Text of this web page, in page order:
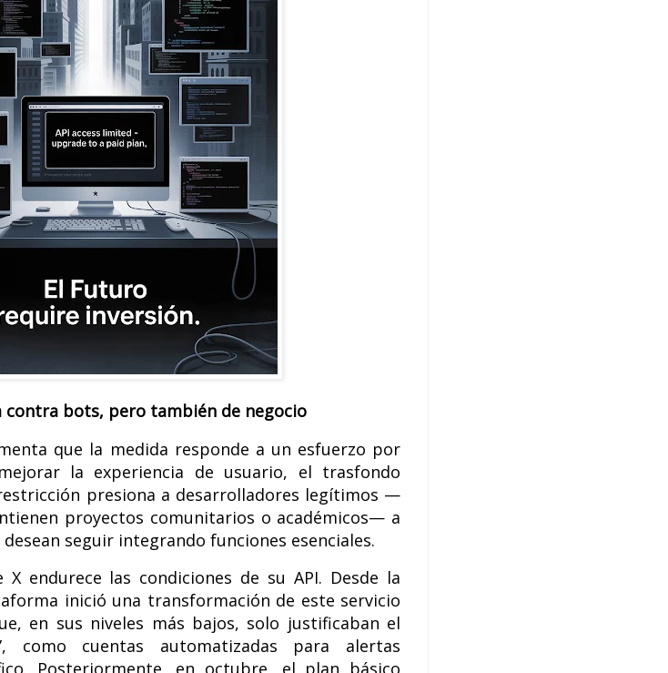
contra bots, pero también de negocio
que la medida responde a un esfuerzo por
la experiencia de usuario, el trasfondo
presiona a desarrolladores legítimos —
proyectos comunitarios o académicos— a
seguir integrando funciones esenciales.
endurece las condiciones de su API. Desde la
inició una transformación de este servicio
en sus niveles más bajos, solo justificaban el
como cuentas automatizadas para alertas